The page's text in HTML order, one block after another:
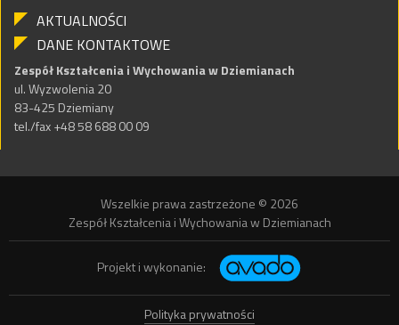
AKTUALNOŚCI
DANE KONTAKTOWE
Zespół Kształcenia i Wychowania w Dziemianach
ul. Wyzwolenia 20
83-425 Dziemiany
tel./fax +48 58 688 00 09
Wszelkie prawa zastrzeżone © 2026
Zespół Kształcenia i Wychowania w Dziemianach
Projekt i wykonanie:
Polityka prywatności